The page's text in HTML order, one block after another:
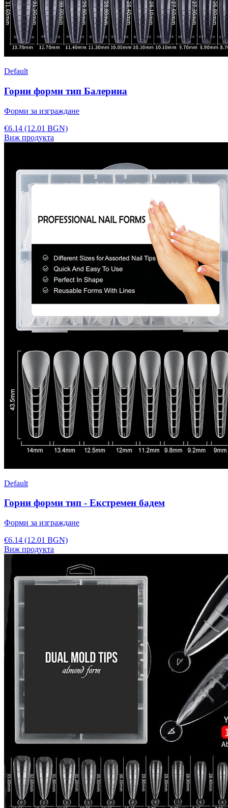
Default
Горни форми тип Балерина
Форми за изграждане
€6.14 (12.01 BGN)
Виж продукта
Default
Горни форми тип - Екстремен бадем
Форми за изграждане
€6.14 (12.01 BGN)
Виж продукта